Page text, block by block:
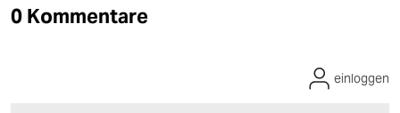
0 Kommentare
einloggen